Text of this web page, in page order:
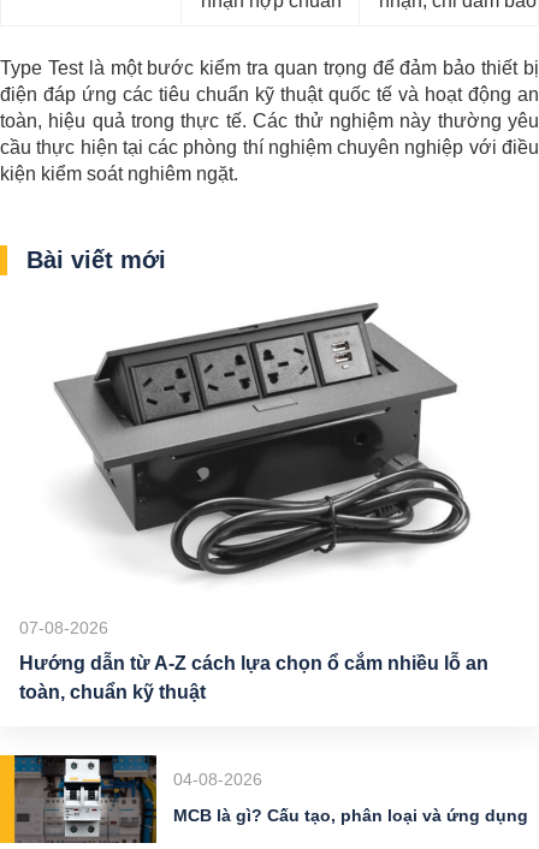
Type Test là một bước kiểm tra quan trọng để đảm bảo thiết bị
điện đáp ứng các tiêu chuẩn kỹ thuật quốc tế và hoạt động an
toàn, hiệu quả trong thực tế. Các thử nghiệm này thường yêu
cầu thực hiện tại các phòng thí nghiệm chuyên nghiệp với điều
kiện kiểm soát nghiêm ngặt.
Bài viết mới
07-08-2026
Hướng dẫn từ A-Z cách lựa chọn ổ cắm nhiều lỗ an
toàn, chuẩn kỹ thuật
04-08-2026
MCB là gì? Cấu tạo, phân loại và ứng dụng